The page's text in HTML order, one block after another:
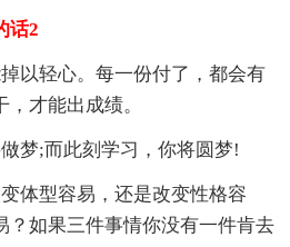
话2
以轻心。每一份付了，都会有
才能出成绩。
梦;而此刻学习，你将圆梦!
体型容易，还是改变性格容
？如果三件事情你没有一件肯去